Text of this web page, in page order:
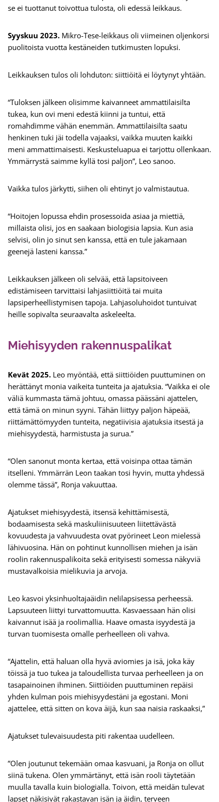
se ei tuottanut toivottua tulosta, oli edessä leikkaus.
Syyskuu 2023. Mikro-Tese-leikkaus oli viimeinen oljenkorsi
puolitoista vuotta kestäneiden tutkimusten lopuksi.
Leikkauksen tulos oli lohduton: siittiöitä ei löytynyt yhtään.
“Tuloksen jälkeen olisimme kaivanneet ammattilaisilta
tukea, kun ovi meni edestä kiinni ja tuntui, että
romahdimme vähän enemmän. Ammattilaisilta saatu
henkinen tuki jäi todella vajaaksi, vaikka muuten kaikki
meni ammattimaisesti. Keskusteluapua ei tarjottu ollenkaan.
Ymmärrystä saimme kyllä tosi paljon”, Leo sanoo.
Vaikka tulos järkytti, siihen oli ehtinyt jo valmistautua.
“Hoitojen lopussa ehdin prosessoida asiaa ja miettiä,
millaista olisi, jos en saakaan biologisia lapsia. Kun asia
selvisi, olin jo sinut sen kanssa, että en tule jakamaan
geenejä lasteni kanssa.”
Leikkauksen jälkeen oli selvää, että lapsitoiveen
edistämiseen tarvittaisi lahjasiittiöitä tai muita
lapsiperheellistymisen tapoja. Lahjasoluhoidot tuntuivat
heille sopivalta seuraavalta askeleelta.
Miehisyyden rakennuspalikat
Kevät 2025. Leo myöntää, että siittiöiden puuttuminen on
herättänyt monia vaikeita tunteita ja ajatuksia. “Vaikka ei ole
väliä kummasta tämä johtuu, omassa päässäni ajattelen,
että tämä on minun syyni. Tähän liittyy paljon häpeää,
riittämättömyyden tunteita, negatiivisia ajatuksia itsestä ja
miehisyydestä, harmistusta ja surua.”
“Olen sanonut monta kertaa, että voisinpa ottaa tämän
itselleni. Ymmärrän Leon taakan tosi hyvin, mutta yhdessä
olemme tässä”, Ronja vakuuttaa.
Ajatukset miehisyydestä, itsensä kehittämisestä,
bodaamisesta sekä maskuliinisuuteen liitettävästä
kovuudesta ja vahvuudesta ovat pyörineet Leon mielessä
lähivuosina. Hän on pohtinut kunnollisen miehen ja isän
roolin rakennuspalikoita sekä erityisesti somessa näkyviä
mustavalkoisia mielikuvia ja arvoja.
Leo kasvoi yksinhuoltajaäidin nelilapsisessa perheessä.
Lapsuuteen liittyi turvattomuutta. Kasvaessaan hän olisi
kaivannut isää ja roolimallia. Haave omasta isyydestä ja
turvan tuomisesta omalle perheelleen oli vahva.
“Ajattelin, että haluan olla hyvä aviomies ja isä, joka käy
töissä ja tuo tukea ja taloudellista turvaa perheelleen ja on
tasapainoinen ihminen. Siittiöiden puuttuminen repäisi
yhden kulman pois miehisyydestäni ja egostani. Moni
ajattelee, että sitten on kova äijä, kun saa naisia raskaaksi,”
Ajatukset tulevaisuudesta piti rakentaa uudelleen.
”Olen joutunut tekemään omaa kasvuani, ja Ronja on ollut
siinä tukena. Olen ymmärtänyt, että isän rooli täytetään
muulla tavalla kuin biologialla. Toivon, että meidän tulevat
lapset näkisivät rakastavan isän ja äidin, terveen